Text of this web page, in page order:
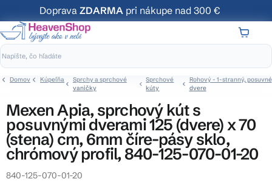
na
obsah
Doprava ZDARMA pri nákupe nad 300 €
Domov Kúpeľňa
Sprchy a sprchové
vaničky
Sprchové
kúty
Rohový - 1-stranný, posuvné
dvere
Mexen Apia, sprchový kút s
posuvnými dverami 125 (dvere) x 70
(stena) cm, 6mm číre-pásy sklo,
chrómový profil, 840-125-070-01-20
840-125-070-01-20